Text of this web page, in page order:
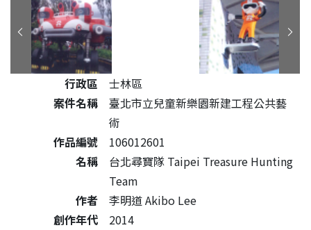
公共藝術作品詳細資料
行政區
士林區
案件名稱
臺北市立兒童新樂園新建工程公共藝
術
作品編號
106012601
名稱
台北尋寶隊 Taipei Treasure Hunting
Team
作者
李明道 Akibo Lee
創作年代
2014